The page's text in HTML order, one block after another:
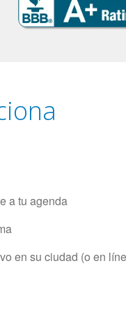
a tu agenda
en su ciudad (o en